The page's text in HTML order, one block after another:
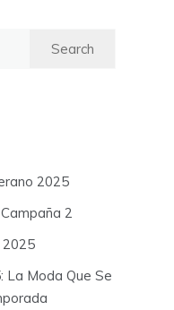
2025
2
La Moda Que Se